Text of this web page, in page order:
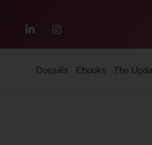
Dossiês Ebooks The